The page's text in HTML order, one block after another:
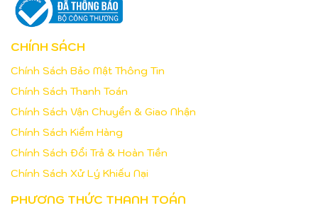
CHÍNH SÁCH
Chính Sách Bảo Mật Thông Tin
Chính Sách Thanh Toán
Chính Sách Vận Chuyển & Giao Nhận
Chính Sách Kiểm Hàng
Chính Sách Đổi Trả & Hoàn Tiền
Chính Sách Xử Lý Khiếu Nại
PHƯƠNG THỨC THANH TOÁN